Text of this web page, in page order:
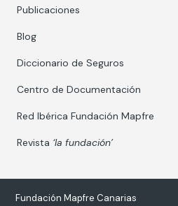
Publicaciones
Blog
Diccionario de Seguros
Centro de Documentación
Red Ibérica Fundación Mapfre
Revista ‘la fundación’
Fundación Mapfre Canarias